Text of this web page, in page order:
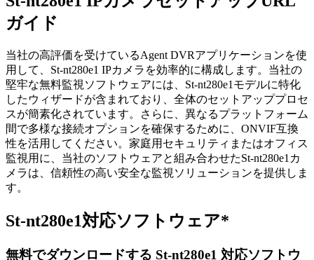
ガイド
当社の高評価を受けているAgent DVRアプリケーションを使
用して、St-nt280e1 IPカメラを効率的に構成します。当社の
堅牢な無料監視ソフトウェアには、St-nt280e1モデルに特化
したウィザードが含まれており、全体のセットアッププロセ
スが簡素化されています。さらに、異なるプラットフォーム
間で多様な接続オプションを確保するために、ONVIF互換
性を活用してください。家庭用セキュリティまたはオフィス
監視用に、当社のソフトウェアと組み合わせたSt-nt280e1カ
メラは、信頼性の高い安全な監視ソリューションを提供しま
す。
St-nt280e1対応ソフトウェア*
無料でダウンロードする St-nt280e1 対応ソフトウ